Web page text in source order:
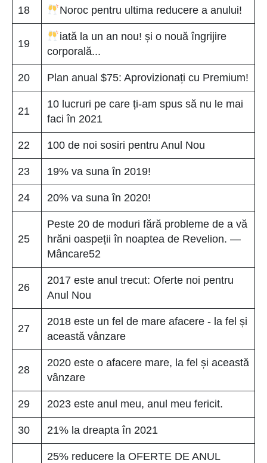
18 Noroc pentru ultima reducere a anului!
19
iată la un an nou! și o nouă îngrijire
corporală...
20 Plan anual $75: Aprovizionați cu Premium!
21
10 lucruri pe care ți-am spus să nu le mai
faci în 2021
22 100 de noi sosiri pentru Anul Nou
23 19% va suna în 2019!
24 20% va suna în 2020!
25
Peste 20 de moduri fără probleme de a vă
hrăni oaspeții în noaptea de Revelion. —
Mâncare52
26
2017 este anul trecut: Oferte noi pentru
Anul Nou
27
2018 este un fel de mare afacere - la fel și
această vânzare
28
2020 este o afacere mare, la fel și această
vânzare
29 2023 este anul meu, anul meu fericit.
30 21% la dreapta în 2021
25% reducere la OFERTE DE ANUL